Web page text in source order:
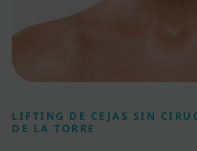
LIFTING DE CEJAS SIN
DE LA TORRE